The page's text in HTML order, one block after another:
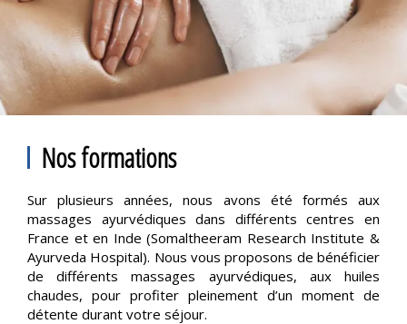
Nos formations
Sur plusieurs années, nous avons été formés aux
massages ayurvédiques dans différents centres en
France et en Inde (Somaltheeram Research Institute &
Ayurveda Hospital). Nous vous proposons de bénéficier
de différents massages ayurvédiques, aux huiles
chaudes, pour profiter pleinement d’un moment de
détente durant votre séjour.